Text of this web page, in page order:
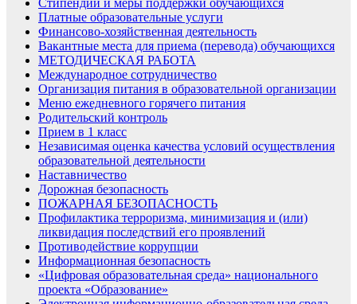
Стипендии и меры поддержки обучающихся
Платные образовательные услуги
Финансово-хозяйственная деятельность
Вакантные места для приема (перевода) обучающихся
МЕТОДИЧЕСКАЯ РАБОТА
Международное сотрудничество
Организация питания в образовательной организации
Меню ежедневного горячего питания
Родительский контроль
Прием в 1 класс
Независимая оценка качества условий осуществления
образовательной деятельности
Наставничество
Дорожная безопасность
ПОЖАРНАЯ БЕЗОПАСНОСТЬ
Профилактика терроризма, минимизация и (или)
ликвидация последствий его проявлений
Противодействие коррупции
Информационная безопасность
«Цифровая образовательная среда» национального
проекта «Образование»